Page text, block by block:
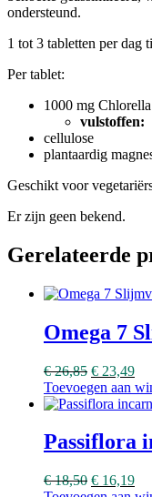
ondersteund.
1 tot 3 tabletten per dag
Per tablet:
1000 mg
vulstoffen:
cellulose
plantaardig
Geschikt voor
Er zijn geen bekend.
Gerelateerde
Omega 7
€26,85 € 23,49
Toevoegen aan
Passiflora
€18,50 € 16,19